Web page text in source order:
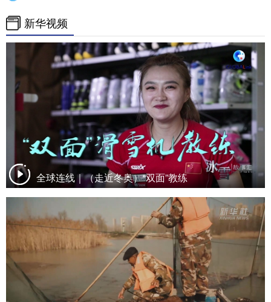
山东 河南 湖北 湖南
广西 海南 重庆
四川 贵州 云南 西藏
甘肃 青海 宁夏
新疆 内蒙古 黑龙江
多语种频道
Français عربى
Русский язык 日本語 한국어
Deutsch Português
新华视频
全球连线｜（走近冬奥）“双面”教练